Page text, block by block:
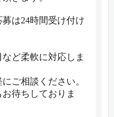
は24時間受け付け
ど柔軟に対応しま
ご相談ください。
待ちしておりま